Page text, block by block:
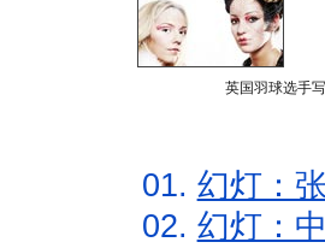
英国羽球选手
01. 幻灯：
02. 幻灯：